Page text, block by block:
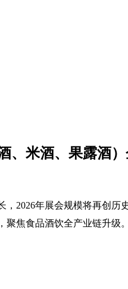
、米酒、果露酒
，2026年展会规模将再创历
焦食品酒饮全产业链升级。